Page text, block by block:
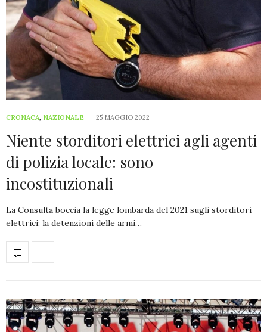
CRONACA, NAZIONALE 25 MAGGIO 2022
Niente storditori elettrici agli agenti
di polizia locale: sono
incostituzionali
La Consulta boccia la legge lombarda del 2021 sugli storditori
elettrici: la detenzioni delle armi…